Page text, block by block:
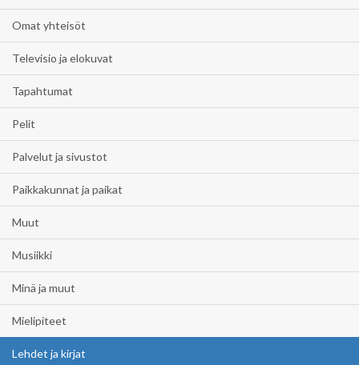
Omat yhteisöt
Televisio ja elokuvat
Tapahtumat
Pelit
Palvelut ja sivustot
Paikkakunnat ja paikat
Muut
Musiikki
Minä ja muut
Mielipiteet
Lehdet ja kirjat